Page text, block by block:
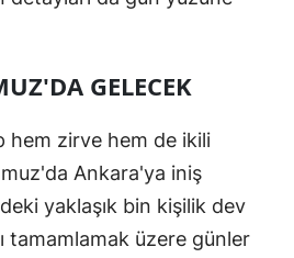
GELECEK
hem zirve hem de ikili
Ankara'ya iniş
yaklaşık bin kişilik dev
tamamlamak üzere günler